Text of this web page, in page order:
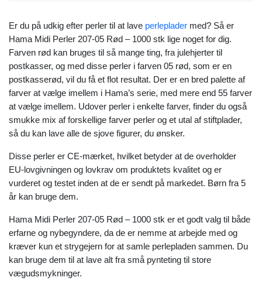
Er du på udkig efter perler til at lave perleplader med? Så er
Hama Midi Perler 207-05 Rød – 1000 stk lige noget for dig.
Farven rød kan bruges til så mange ting, fra julehjerter til
postkasser, og med disse perler i farven 05 rød, som er en
postkasserød, vil du få et flot resultat. Der er en bred palette af
farver at vælge imellem i Hama’s serie, med mere end 55 farver
at vælge imellem. Udover perler i enkelte farver, finder du også
smukke mix af forskellige farver perler og et utal af stiftplader,
så du kan lave alle de sjove figurer, du ønsker.
Disse perler er CE-mærket, hvilket betyder at de overholder
EU-lovgivningen og lovkrav om produktets kvalitet og er
vurderet og testet inden at de er sendt på markedet. Børn fra 5
år kan bruge dem.
Hama Midi Perler 207-05 Rød – 1000 stk er et godt valg til både
erfarne og nybegyndere, da de er nemme at arbejde med og
kræver kun et strygejern for at samle perlepladen sammen. Du
kan bruge dem til at lave alt fra små pynteting til store
vægudsmykninger.